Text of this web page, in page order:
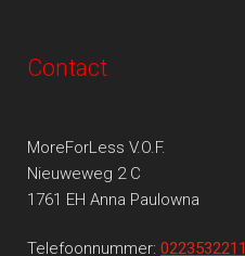
Contact
MoreForLess V.O.F.
Nieuweweg 2 C
1761 EH Anna Paulowna
Telefoonnummer: 0223532211